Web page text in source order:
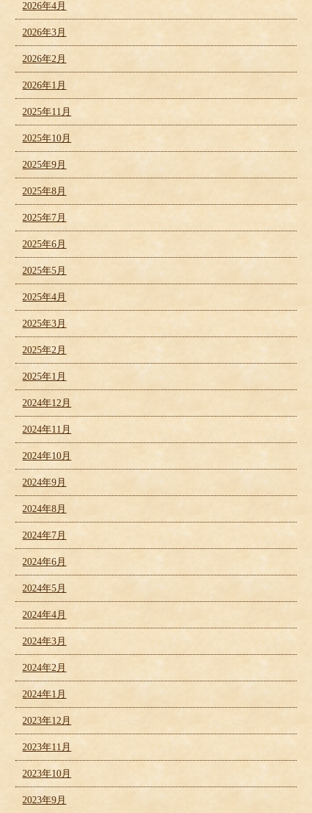
2026年4月
2026年3月
2026年2月
2026年1月
2025年11月
2025年10月
2025年9月
2025年8月
2025年7月
2025年6月
2025年5月
2025年4月
2025年3月
2025年2月
2025年1月
2024年12月
2024年11月
2024年10月
2024年9月
2024年8月
2024年7月
2024年6月
2024年5月
2024年4月
2024年3月
2024年2月
2024年1月
2023年12月
2023年11月
2023年10月
2023年9月